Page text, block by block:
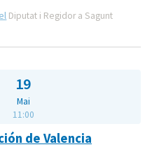
Diputat i Regidor a Sagunt
19
Mai
11:00
de Valencia